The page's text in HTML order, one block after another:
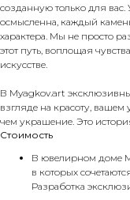
созданную только для
осмысленна, каждый
характера. Мы не просто
этот путь, воплощая
искусстве.
В Myagkov.art
взгляде на красоту,
чем украшение. Это
Стоимость
В ювелирном доме
в которых
Разработка